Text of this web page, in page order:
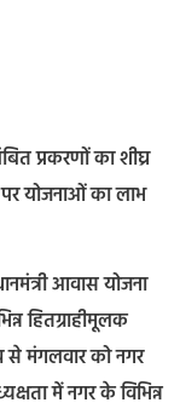
प्रकरणों का शीघ्र
पर योजनाओं का लाभ
आवास योजना
हितग्राहीमूलक
मंगलवार को नगर
में नगर के विभिन्न